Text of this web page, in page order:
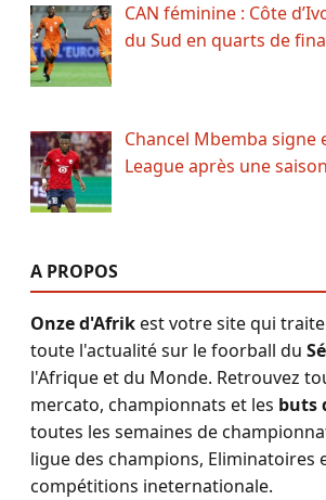
CAN féminine : Côte
du Sud en quarts de
Chancel Mbemba signe
League après une
A PROPOS
Onze d'Afrikest votre site qui
toute l'actualité sur le foorball du
l'Afrique et du Monde. Retrouvez
mercato, championnats et les buts
toutes les semaines de
ligue des champions, Eliminatoires
compétitions ineternationale.